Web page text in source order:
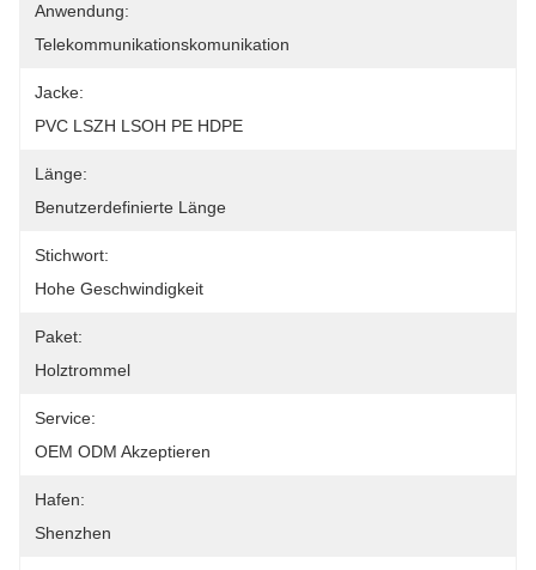
Anwendung:
Telekommunikationskomunikation
Jacke:
PVC LSZH LSOH PE HDPE
Länge:
Benutzerdefinierte Länge
Stichwort:
Hohe Geschwindigkeit
Paket:
Holztrommel
Service:
OEM ODM Akzeptieren
Hafen:
Shenzhen